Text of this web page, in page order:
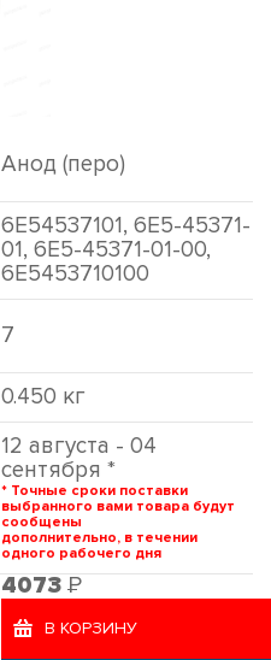
Анод (перо)
6E54537101, 6E5-45371-
01, 6E5-45371-01-00,
6E5453710100
7
0.450 кг
12 августа - 04
сентября *
* Точные сроки поставки
выбранного вами товара будут
сообщены
дополнительно, в течении
одного рабочего дня
4073 Р
В КОРЗИНУ